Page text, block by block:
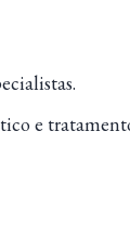
e